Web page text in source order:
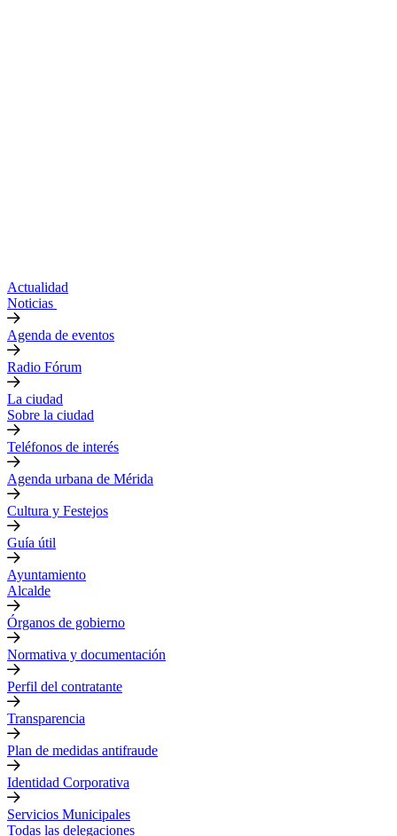
Actualidad
Noticias
Agenda de eventos
Radio Fórum
La ciudad
Sobre la ciudad
Teléfonos de interés
Agenda urbana de Mérida
Cultura y Festejos
Guía útil
Ayuntamiento
Alcalde
Órganos de gobierno
Normativa y documentación
Perfil del contratante
Transparencia
Plan de medidas antifraude
Identidad Corporativa
Servicios Municipales
Todas las delegaciones